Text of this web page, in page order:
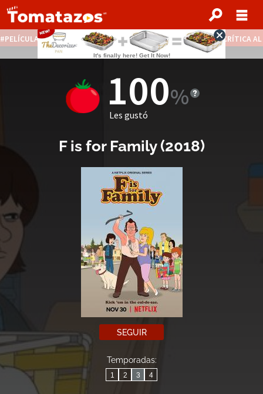
PELÍCULAS STREAMING GRATIS NOTICIAS DESTACADAS CRÍTICA
100
Les gustó
F is for Family (2018)
SEGUIR
Temporadas:
1 2 3 4